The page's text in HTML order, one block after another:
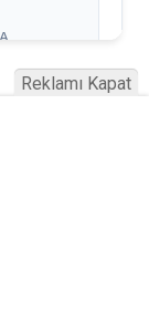
Reklamı Kapat